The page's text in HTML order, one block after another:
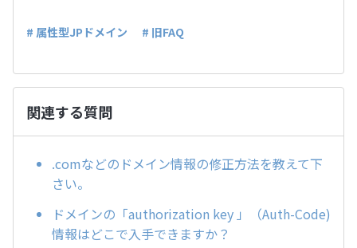
# 属性型JPドメイン # 旧FAQ
関連する質問
.comなどのドメイン情報の修正方法を教えて下
さい。
ドメインの「authorization key 」（Auth-Code)
情報はどこで入手できますか？